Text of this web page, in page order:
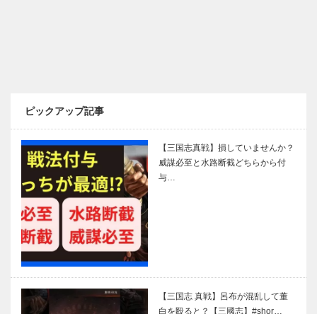
ピックアップ記事
【三国志真戦】損していませんか？
威謀必至と水路断截どちらから付
与…
【三国志 真戦】呂布が混乱して董
白を殴ると？【三國志】#shor…